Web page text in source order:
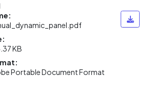
KB
Portable Document Format